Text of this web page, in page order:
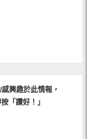
興趣於此情報，
「讚好！」